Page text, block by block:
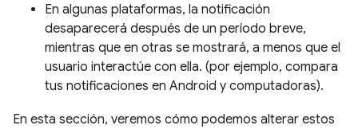
En algunas plataformas, la notificación
desaparecerá después de un período breve,
mientras que en otras se mostrará, a menos que el
usuario interactúe con ella. (por ejemplo, compara
tus notificaciones en Android y computadoras).
En esta sección, veremos cómo podemos alterar estos